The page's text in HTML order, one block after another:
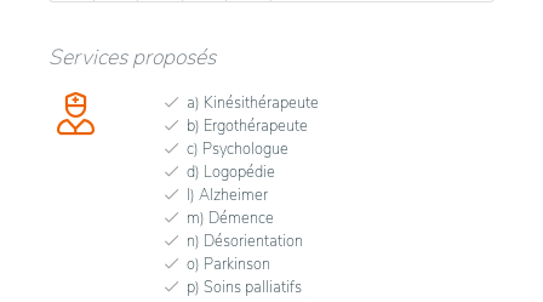
Services proposés
a) Kinésithérapeute
b) Ergothérapeute
c) Psychologue
d) Logopédie
l) Alzheimer
m) Démence
n) Désorientation
o) Parkinson
p) Soins palliatifs